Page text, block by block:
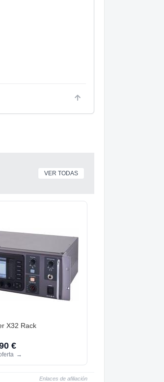
VER TODAS
X32 Rack
€
→
Enlaces de afiliación